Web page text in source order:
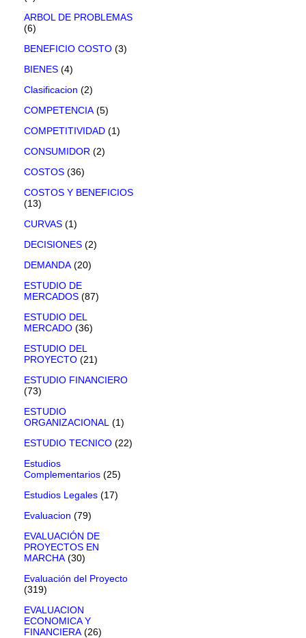
ARBOL DE PROBLEMAS
(6)
BENEFICIO COSTO (3)
BIENES (4)
Clasificacion (2)
COMPETENCIA (5)
COMPETITIVIDAD (1)
CONSUMIDOR (2)
COSTOS (36)
COSTOS Y BENEFICIOS
(13)
CURVAS (1)
DECISIONES (2)
DEMANDA (20)
ESTUDIO DE
MERCADOS (87)
ESTUDIO DEL
MERCADO (36)
ESTUDIO DEL
PROYECTO (21)
ESTUDIO FINANCIERO
(73)
ESTUDIO
ORGANIZACIONAL (1)
ESTUDIO TECNICO (22)
Estudios
Complementarios (25)
Estudios Legales (17)
Evaluacion (79)
EVALUACIÓN DE
PROYECTOS EN
MARCHA (30)
Evaluación del Proyecto
(319)
EVALUACION
ECONOMICA Y
FINANCIERA (26)